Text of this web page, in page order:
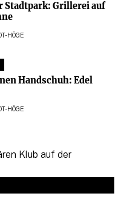
Stadtpark: Grillerei auf
HÖGE
Handschuh: Edel
HÖGE